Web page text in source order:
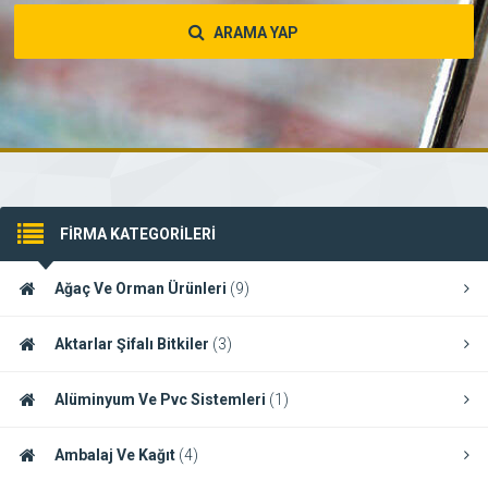
ARAMA YAP
FİRMA KATEGORİLERİ
Ağaç Ve Orman Ürünleri (9)
Aktarlar Şifalı Bitkiler (3)
Alüminyum Ve Pvc Sistemleri (1)
Ambalaj Ve Kağıt (4)